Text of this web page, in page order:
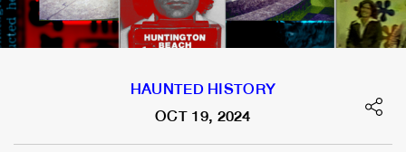
HAUNTED HISTORY
OCT 19, 2024